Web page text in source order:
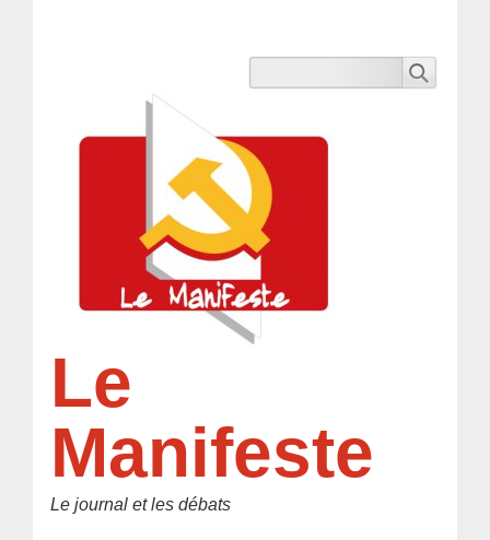
Le
Manifeste
Le journal et les débats